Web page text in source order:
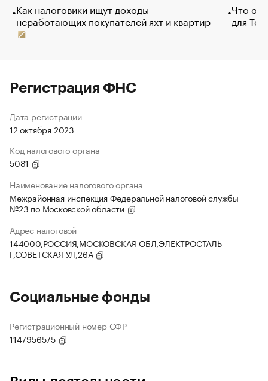
Как налоговики ищут доходы
неработающих покупателей яхт и квартир
Что
для
Регистрация ФНС
Дата регистрации
12 октября 2023
Код налогового органа
5081
Наименование налогового органа
Межрайонная инспекция Федеральной налоговой службы
№23 по Московской области
Адрес налоговой
144000,РОССИЯ,МОСКОВСКАЯ ОБЛ,ЭЛЕКТРОСТАЛЬ
Г,СОВЕТСКАЯ УЛ,26А
Социальные фонды
Регистрационный номер СФР
1147956575